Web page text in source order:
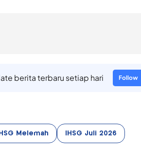
berita terbaru setiap hari Follow
IHSG Melemah IHSG Juli 2026